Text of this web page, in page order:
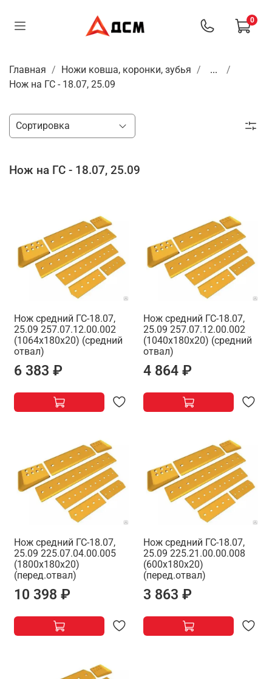
0
Главная Ножи ковша, коронки, зубья
...
Нож на ГС - 18.07, 25.09
Нож на ГС - 18.07, 25.09
Нож средний ГС-18.07,
25.09 257.07.12.00.002
(1064х180х20) (средний
отвал)
6 383 ₽
Нож средний ГС-18.07,
25.09 257.07.12.00.002
(1040х180х20) (средний
отвал)
4 864 ₽
Нож средний ГС-18.07,
25.09 225.07.04.00.005
(1800х180х20)
(перед.отвал)
10 398 ₽
Нож средний ГС-18.07,
25.09 225.21.00.00.008
(600х180х20)
(перед.отвал)
3 863 ₽